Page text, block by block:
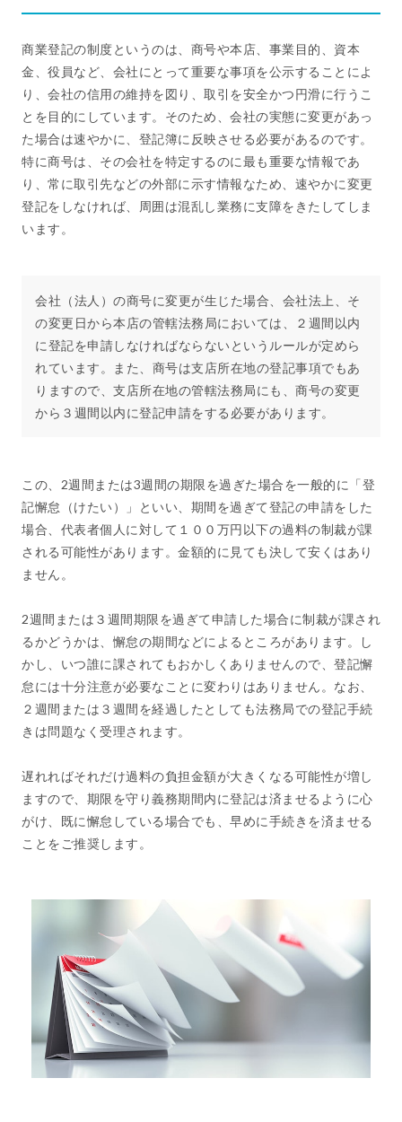
商業登記の制度というのは、商号や本店、事業目的、資本
金、役員など、会社にとって重要な事項を公示することによ
り、会社の信用の維持を図り、取引を安全かつ円滑に行うこ
とを目的にしています。そのため、会社の実態に変更があっ
た場合は速やかに、登記簿に反映させる必要があるのです。
特に商号は、その会社を特定するのに最も重要な情報であ
り、常に取引先などの外部に示す情報なため、速やかに変更
登記をしなければ、周囲は混乱し業務に支障をきたしてしま
います。
会社（法人）の商号に変更が生じた場合、会社法上、そ
の変更日から本店の管轄法務局においては、２週間以内
に登記を申請しなければならないというルールが定めら
れています。また、商号は支店所在地の登記事項でもあ
りますので、支店所在地の管轄法務局にも、商号の変更
から３週間以内に登記申請をする必要があります。
この、2週間または3週間の期限を過ぎた場合を一般的に「登
記懈怠（けたい）」といい、期間を過ぎて登記の申請をした
場合、代表者個人に対して１００万円以下の過料の制裁が課
される可能性があります。金額的に見ても決して安くはあり
ません。
2週間または３週間期限を過ぎて申請した場合に制裁が課され
るかどうかは、懈怠の期間などによるところがあります。し
かし、いつ誰に課されてもおかしくありませんので、登記懈
怠には十分注意が必要なことに変わりはありません。なお、
２週間または３週間を経過したとしても法務局での登記手続
きは問題なく受理されます。
遅れればそれだけ過料の負担金額が大きくなる可能性が増し
ますので、期限を守り義務期間内に登記は済ませるように心
がけ、既に懈怠している場合でも、早めに手続きを済ませる
ことをご推奨します。